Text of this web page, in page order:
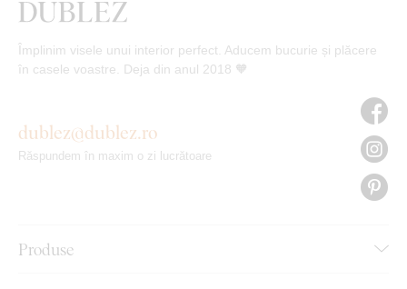
Împlinim visele unui interior perfect. Aducem bucurie și plăcere
în casele voastre. Deja din anul 2018 🧡
Produse
dublez@dublez.ro
Răspundem în maxim o zi lucrătoare